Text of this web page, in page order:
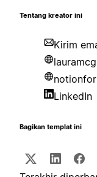
Tentang kreator ini
Kirim
LinkedIn
Bagikan templat ini